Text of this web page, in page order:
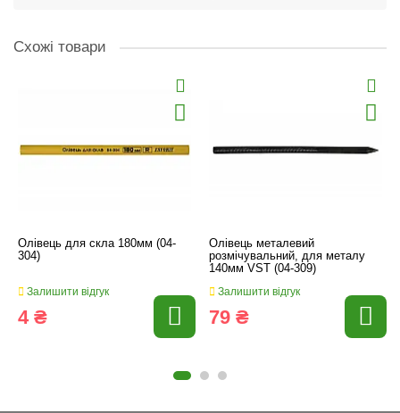
Схожі товари
Олівець для скла 180мм (04-
304)
Залишити відгук
4 ₴
Олівець металевий
розмічувальний, для металу
140мм VST (04-309)
Залишити відгук
79 ₴